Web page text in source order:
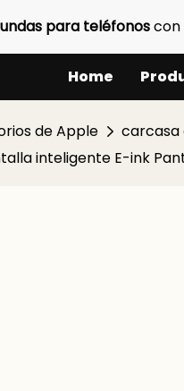
para teléfonoscon
Home
de Apple carcasa
inteligente E-ink